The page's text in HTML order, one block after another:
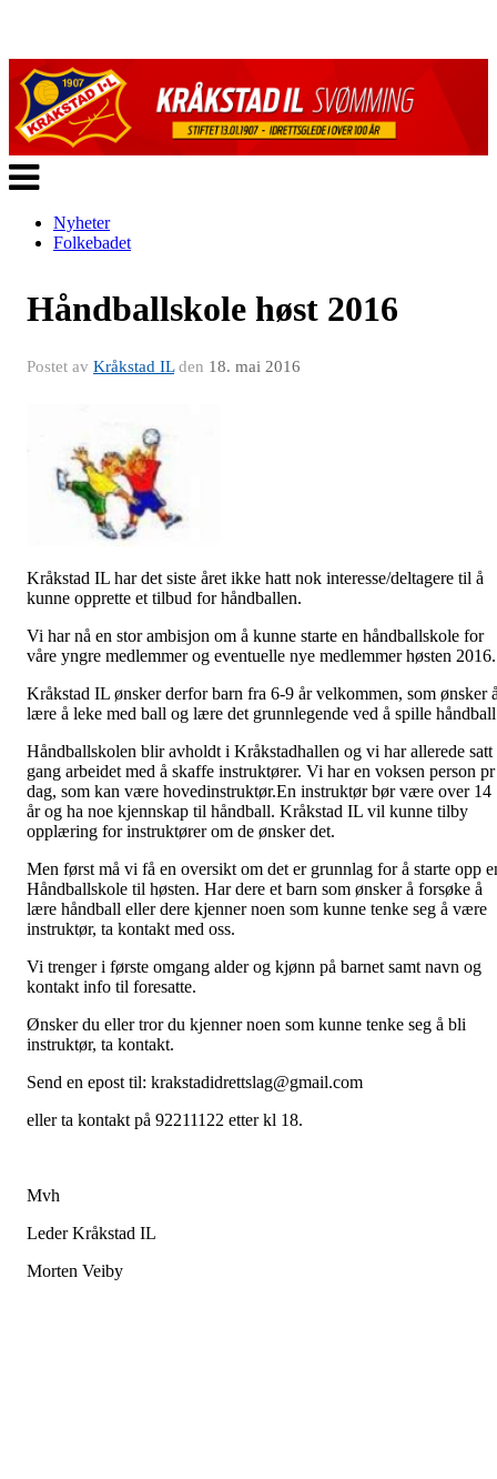
Veksle
navigasjon
Nyheter
Folkebadet
Håndballskole høst 2016
Postet av Kråkstad ILden 18. mai 2016
Kråkstad IL har det siste året ikke hatt nok interesse/deltagere til å
kunne opprette et tilbud for håndballen.
Vi har nå en stor ambisjon om å kunne starte en håndballskole for
våre yngre medlemmer og eventuelle nye medlemmer høsten 2016.
Kråkstad IL ønsker derfor barn fra 6-9 år velkommen, som ønsker
lære å leke med ball og lære det grunnlegende ved å spille
Håndballskolen blir avholdt i Kråkstadhallen og vi har allerede satt
gang arbeidet med å skaffe instruktører. Vi har en voksen person
dag, som kan være hovedinstruktør.En instruktør bør være over 14
år og ha noe kjennskap til håndball. Kråkstad IL vil kunne tilby
opplæring for instruktører om de ønsker det.
Men først må vi få en oversikt om det er grunnlag for å starte opp
Håndballskole til høsten. Har dere et barn som ønsker å forsøke å
lære håndball eller dere kjenner noen som kunne tenke seg å være
instruktør, ta kontakt med oss.
Vi trenger i første omgang alder og kjønn på barnet samt navn og
kontakt info til foresatte.
Ønsker du eller tror du kjenner noen som kunne tenke seg å bli
instruktør, ta kontakt.
Send en epost til: krakstadidrettslag@gmail.com
eller ta kontakt på 92211122 etter kl 18.
Mvh
Leder Kråkstad IL
Morten Veiby